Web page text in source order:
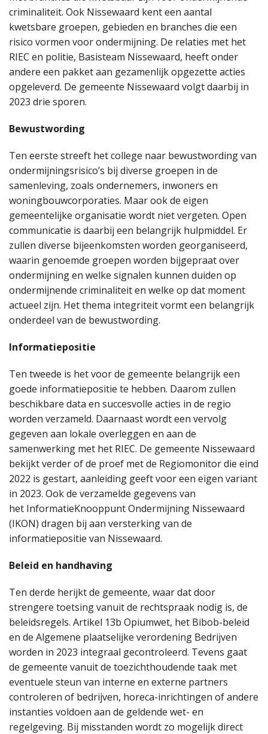
criminaliteit. Ook Nissewaard kent een aantal
kwetsbare groepen, gebieden en branches die een
risico vormen voor ondermijning. De relaties met het
RIEC en politie, Basisteam Nissewaard, heeft onder
andere een pakket aan gezamenlijk opgezette acties
opgeleverd. De gemeente Nissewaard volgt daarbij in
2023 drie sporen.
Bewustwording
Ten eerste streeft het college naar bewustwording van
ondermijningsrisico’s bij diverse groepen in de
samenleving, zoals ondernemers, inwoners en
woningbouwcorporaties. Maar ook de eigen
gemeentelijke organisatie wordt niet vergeten. Open
communicatie is daarbij een belangrijk hulpmiddel. Er
zullen diverse bijeenkomsten worden georganiseerd,
waarin genoemde groepen worden bijgepraat over
ondermijning en welke signalen kunnen duiden op
ondermijnende criminaliteit en welke op dat moment
actueel zijn. Het thema integriteit vormt een belangrijk
onderdeel van de bewustwording.
Informatiepositie
Ten tweede is het voor de gemeente belangrijk een
goede informatiepositie te hebben. Daarom zullen
beschikbare data en succesvolle acties in de regio
worden verzameld. Daarnaast wordt een vervolg
gegeven aan lokale overleggen en aan de
samenwerking met het RIEC. De gemeente Nissewaard
bekijkt verder of de proef met de Regiomonitor die eind
2022 is gestart, aanleiding geeft voor een eigen variant
in 2023. Ook de verzamelde gegevens van
het InformatieKnooppunt Ondermijning Nissewaard
(IKON) dragen bij aan versterking van de
informatiepositie van Nissewaard.
Beleid en handhaving
Ten derde herijkt de gemeente, waar dat door
strengere toetsing vanuit de rechtspraak nodig is, de
beleidsregels. Artikel 13b Opiumwet, het Bibob-beleid
en de Algemene plaatselijke verordening Bedrijven
worden in 2023 integraal gecontroleerd. Tevens gaat
de gemeente vanuit de toezichthoudende taak met
eventuele steun van interne en externe partners
controleren of bedrijven, horeca-inrichtingen of andere
instanties voldoen aan de geldende wet- en
regelgeving. Bij misstanden wordt zo mogelijk direct